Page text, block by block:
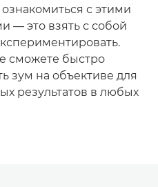
с этими
— это взять с собой
сможете быстро
зум на объективе для
результатов в любых